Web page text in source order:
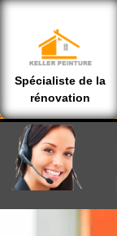
Spécialiste de la
rénovation